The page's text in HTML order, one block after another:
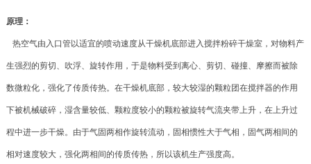
原理：
热空气由入口管以适宜的喷动速度从干燥机底部进入搅拌粉碎干燥室，对物料产
生强烈的剪切、吹浮、旋转作用，于是物料受到离心、剪切、碰撞、摩擦而被除
数微粒化，强化了传质传热。在干燥机底部，较大较湿的颗粒团在搅拌器的作用
下被机械破碎，湿含量较低、颗粒度较小的颗粒被旋转气流夹带上升，在上升过
程中进一步干燥。由于气固两相作旋转流动，固相惯性大于气相，固气两相间的
相对速度较大，强化两相间的传质传热，所以该机生产强度高。